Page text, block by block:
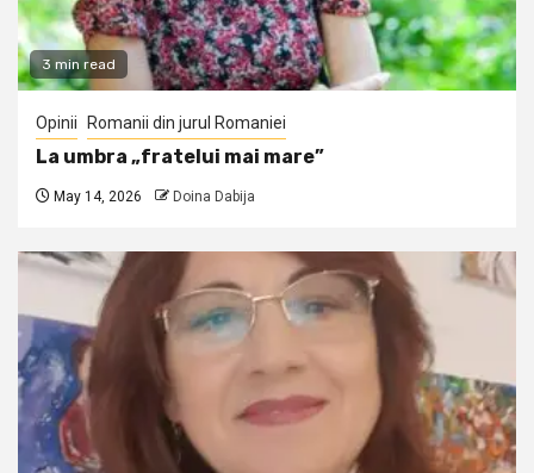
3 min read
Opinii Romanii din jurul Romaniei
La umbra „fratelui mai mare”
May 14, 2026 Doina Dabija